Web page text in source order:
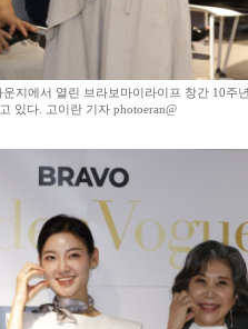
지에서 열린 브라보마이라이프 창간 10주
있다. 고이란 기자 photoeran@